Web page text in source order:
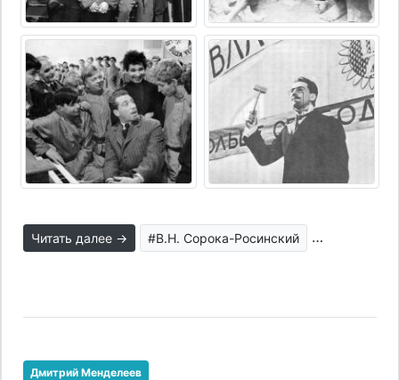
Читать далее → #В.Н. Сорока-Росинский
Дмитрий Менделеев